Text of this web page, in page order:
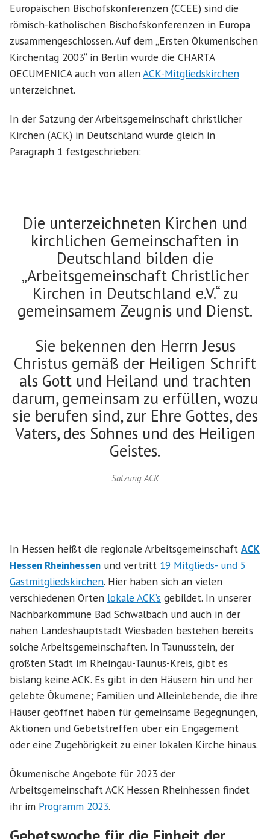
Europäischen Bischofskonferenzen (CCEE) sind die
römisch-katholischen Bischofskonferenzen in Europa
zusammengeschlossen. Auf dem „Ersten Ökumenischen
Kirchentag 2003“ in Berlin wurde die CHARTA
OECUMENICA auch von allenACK-Mitgliedskirchen
unterzeichnet.
In der Satzung der Arbeitsgemeinschaft christlicher
Kirchen (ACK) in Deutschland wurde gleich in
Paragraph 1 festgeschrieben:
Die unterzeichneten Kirchen und
kirchlichen Gemeinschaften in
Deutschland bilden die
„Arbeitsgemeinschaft Christlicher
Kirchen in Deutschland e.V.“ zu
gemeinsamem Zeugnis und Dienst.
Sie bekennen den Herrn Jesus
Christus gemäß der Heiligen Schrift
als Gott und Heiland und trachten
darum, gemeinsam zu erfüllen, wozu
sie berufen sind, zur Ehre Gottes, des
Vaters, des Sohnes und des Heiligen
Geistes.
Satzung ACK
In Hessen heißt die regionale Arbeitsgemeinschaft ACK
Hessen Rheinhessen und vertritt 19 Mitglieds- und 5
Gastmitgliedskirchen. Hier haben sich an vielen
verschiedenen Orten lokale ACK’s gebildet. In unserer
Nachbarkommune Bad Schwalbach und auch in der
nahen Landeshauptstadt Wiesbaden bestehen bereits
solche Arbeitsgemeinschaften. In Taunusstein, der
größten Stadt im Rheingau-Taunus-Kreis, gibt es
bislang keine ACK. Es gibt in den Häusern hin und her
gelebte Ökumene; Familien und Alleinlebende, die ihre
Häuser geöffnet haben für gemeinsame Begegnungen,
Aktionen und Gebetstreffen über ein Engagement
oder eine Zugehörigkeit zu einer lokalen Kirche hinaus.
Ökumenische Angebote für 2023 der
Arbeitsgemeinschaft ACK Hessen Rheinhessen findet
ihr im Programm 2023.